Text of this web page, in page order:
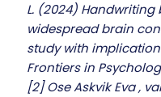
L. (2024)
widespread brain
study with
Frontiers in
[2] Ose Askvik Eva ,